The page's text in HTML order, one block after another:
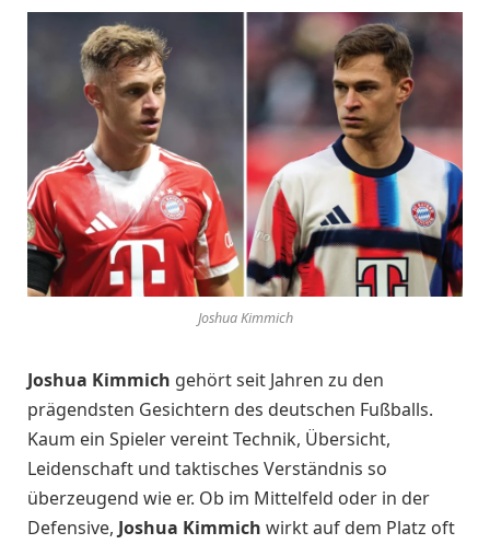
Joshua Kimmich
Joshua Kimmich gehört seit Jahren zu den
prägendsten Gesichtern des deutschen Fußballs.
Kaum ein Spieler vereint Technik, Übersicht,
Leidenschaft und taktisches Verständnis so
überzeugend wie er. Ob im Mittelfeld oder in der
Defensive, Joshua Kimmich wirkt auf dem Platz oft